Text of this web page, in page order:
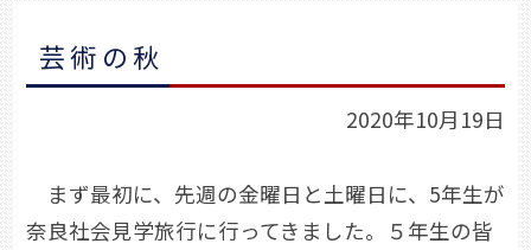
芸術の秋
2020年10月19日
まず最初に、先週の金曜日と土曜日に、5年生が
奈良社会見学旅行に行ってきました。５年生の皆